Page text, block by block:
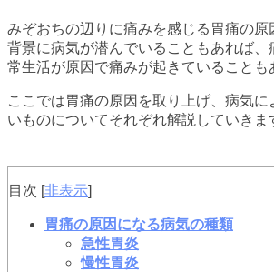
みぞおちの辺りに痛みを感じる胃痛の原
背景に病気が潜んでいることもあれば、
常生活が原因で痛みが起きていることも
ここでは胃痛の原因を取り上げ、病気に
いものについてそれぞれ解説していきま
目次 [非表示]
胃痛の原因になる病気の種類
急性胃炎
慢性胃炎